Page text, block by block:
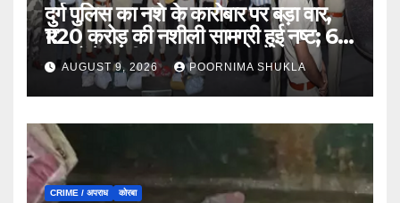
दुर्ग पुलिस का नशे के कारोबार पर बड़ा वार,
₹1.20 करोड़ की नशीली सामग्री हुई नष्ट; 66
मामलों में जब्ती…
AUGUST 9, 2026 POORNIMA SHUKLA
CRIME / अपराध कोरबा